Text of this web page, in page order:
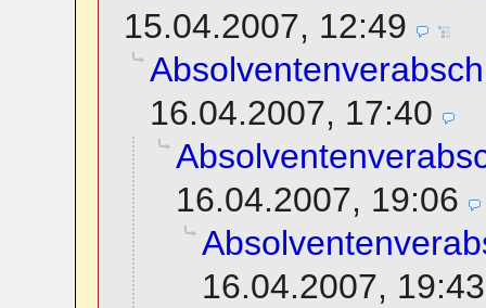
15.04.2007, 12:49
16.04.2007, 17:40
16.04.2007, 19:06
16.04.2007, 19:43